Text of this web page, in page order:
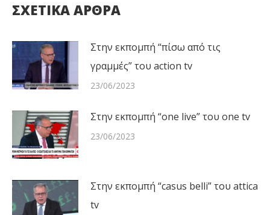
ΣΧΕΤΙΚΑ ΑΡΘΡΑ
Στην εκπομπή “πίσω από τις
γραμμές” του action tv
23/06/2023
Στην εκπομπή “one live” του one tv
23/06/2023
Στην εκπομπή “casus belli” του attica
tv